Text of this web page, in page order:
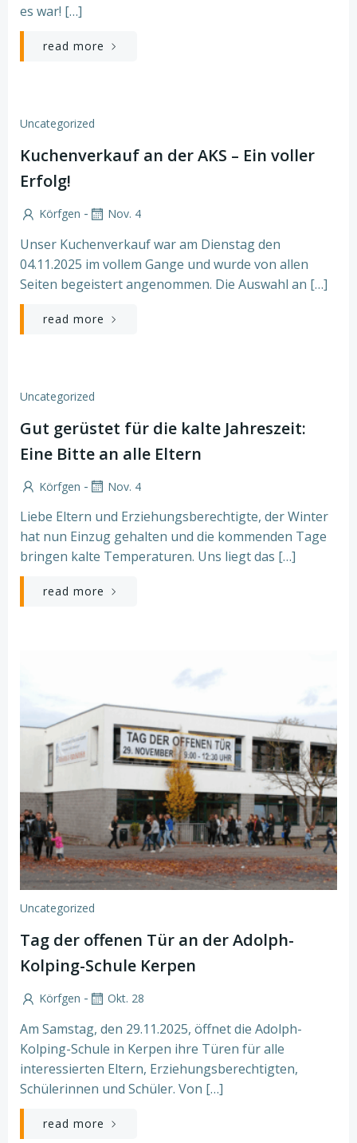
es war! […]
read more
Uncategorized
Kuchenverkauf an der AKS – Ein voller
Erfolg!
Körfgen - Nov. 4
Unser Kuchenverkauf war am Dienstag den
04.11.2025 im vollem Gange und wurde von allen
Seiten begeistert angenommen. Die Auswahl an […]
read more
Uncategorized
Gut gerüstet für die kalte Jahreszeit:
Eine Bitte an alle Eltern
Körfgen - Nov. 4
Liebe Eltern und Erziehungsberechtigte, der Winter
hat nun Einzug gehalten und die kommenden Tage
bringen kalte Temperaturen. Uns liegt das […]
read more
Uncategorized
Tag der offenen Tür an der Adolph-
Kolping-Schule Kerpen
Körfgen - Okt. 28
Am Samstag, den 29.11.2025, öffnet die Adolph-
Kolping-Schule in Kerpen ihre Türen für alle
interessierten Eltern, Erziehungsberechtigten,
Schülerinnen und Schüler. Von […]
read more